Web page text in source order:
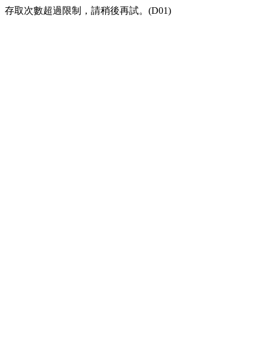
存取次數超過限制，請稍後再試。(D01)